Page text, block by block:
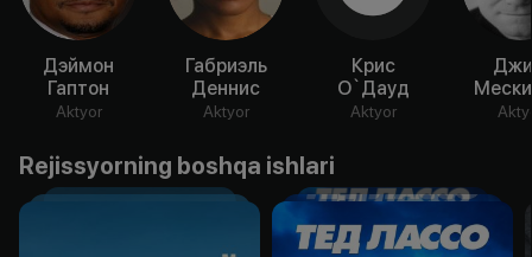
Дэймон
Гаптон
Aktyor
Габриэль
Деннис
Aktyor
Крис
О`Дауд
Aktyor
Rejissyorning boshqa ishlari